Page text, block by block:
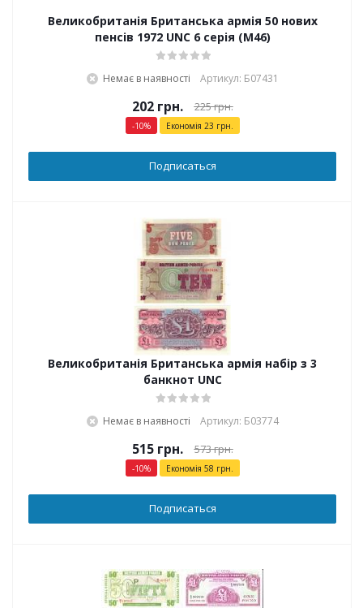
Великобританія Британська армія 50 нових
пенсів 1972 UNC 6 серія (M46)
Немає в наявності Артикул: Б07431
202грн. 225грн.
-10% Економія 23 грн.
Подписаться
Великобританія Британська армія набір з 3
банкнот UNC
Немає в наявності Артикул: Б03774
515грн. 573грн.
-10% Економія 58 грн.
Подписаться